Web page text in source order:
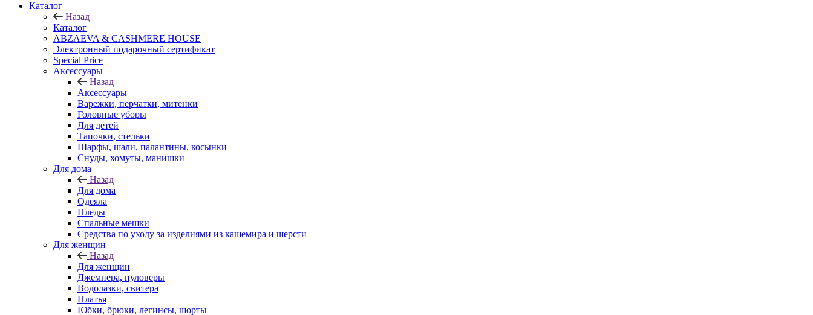
Каталог
Назад
Каталог
ABZAEVA & CASHMERE HOUSE
Электронный подарочный сертификат
Special Price
Аксессуары
Назад
Аксессуары
Варежки, перчатки, митенки
Головные уборы
Для детей
Тапочки, стельки
Шарфы, шали, палантины, косынки
Снуды, хомуты, манишки
Для дома
Назад
Для дома
Одеяла
Пледы
Спальные мешки
Средства по уходу за изделиями из кашемира и шерсти
Для женщин
Назад
Для женщин
Джемпера, пуловеры
Водолазки, свитера
Платья
Юбки, брюки, легинсы, шорты